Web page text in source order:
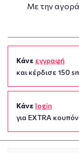
Με την
Κάνε εγγραφή
και κέρδισε 150
Κάνε login
για EXTRA